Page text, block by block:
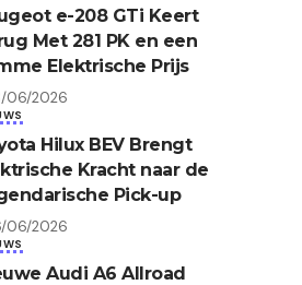
e-208 GTi Keert
Met 281 PK en een
Elektrische Prijs
06/2026
Hilux BEV Brengt
Kracht naar de
Pick-up
06/2026
Audi A6 Allroad